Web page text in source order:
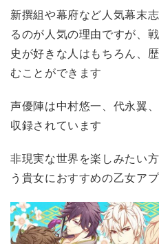
新撰組や幕府など人気幕末
るのが人気の理由ですが、
史が好きな人はもちろん、
むことができます
声優陣は中村悠一、代永翼
収録されています
非現実な世界を楽しみたい
う貴女におすすめの乙女ア